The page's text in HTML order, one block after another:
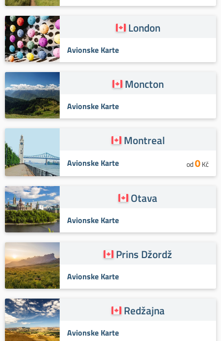
London
Avionske Karte
Moncton
Avionske Karte
Montreal
Avionske Karte od0Kč
Otava
Avionske Karte
Prins Džordž
Avionske Karte
Redžajna
Avionske Karte